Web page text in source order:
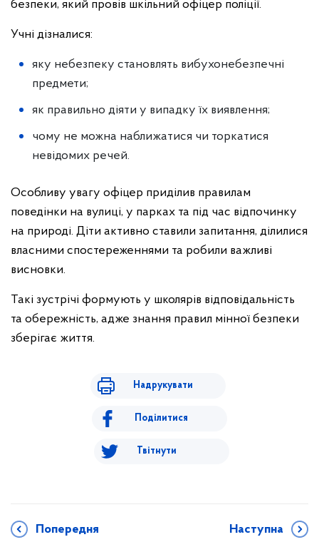
безпеки, який провів шкільний офіцер поліції.
Учні дізналися:
яку небезпеку становлять вибухонебезпечні
предмети;
як правильно діяти у випадку їх виявлення;
чому не можна наближатися чи торкатися
невідомих речей.
Особливу увагу офіцер приділив правилам
поведінки на вулиці, у парках та під час відпочинку
на природі. Діти активно ставили запитання, ділилися
власними спостереженнями та робили важливі
висновки.
Такі зустрічі формують у школярів відповідальність
та обережність, адже знання правил мінної безпеки
зберігає життя.
Надрукувати
Поділитися
Твітнути
Попередня Наступна